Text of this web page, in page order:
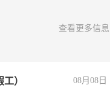
查看更多信息
） 08月08日